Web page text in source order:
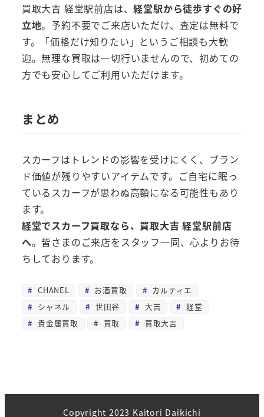
買取大吉 経堂駅前店は、経堂駅から徒歩すぐの好
立地。予約不要でご来店いただけ、査定は無料で
す。「価格だけ知りたい」というご相談も大歓
迎。無理な買取は一切行いませんので、初めての
方でも安心してご利用いただけます。
まとめ
スカーフはトレンドの影響を受けにくく、ブラン
ド価値が残りやすいアイテムです。ご自宅に眠っ
ているスカーフが思わぬ高額になる可能性もあり
ます。
経堂でスカーフ買取なら、買取大吉 経堂駅前店
へ。皆さまのご来店をスタッフ一同、心よりお待
ちしております。
CHANEL お酒買取
カルティエ
シャネル
世田谷 大吉
経堂
貴金属買取
買取 買取大吉
Copyright 2023 Kaitori Daikichi